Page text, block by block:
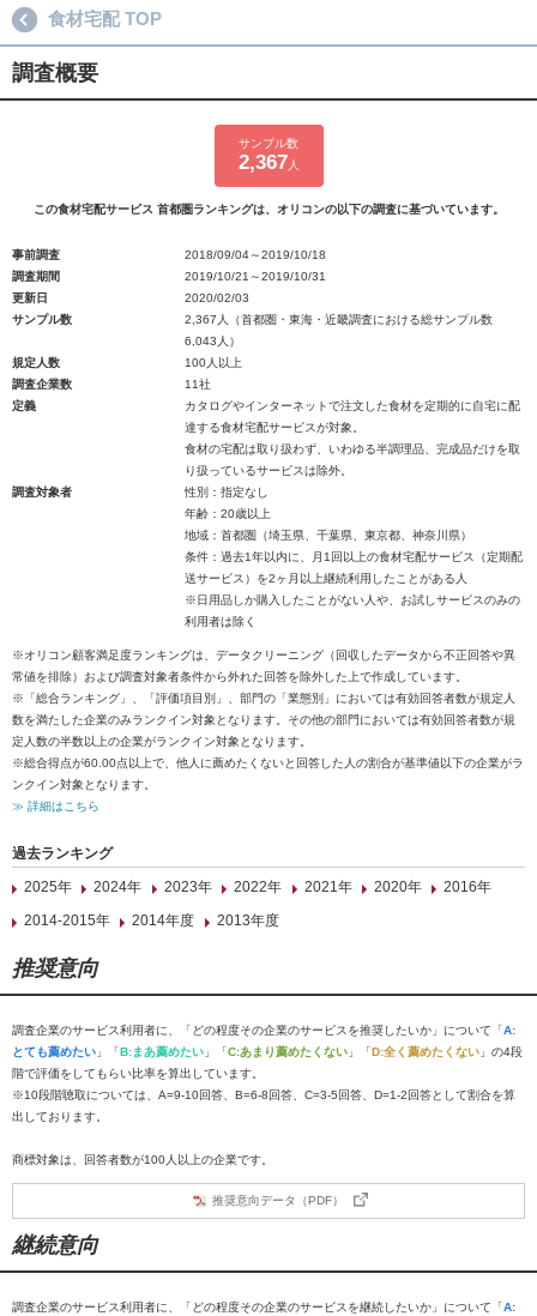
食材宅配 TOP
調査概要
サンプル数
2,367 人
この食材宅配サービス 首都圏ランキングは、オリコンの以下の調査に基づいています。
事前調査
2018/09/04～2019/10/18
調査期間
2019/10/21～2019/10/31
更新日
2020/02/03
サンプル数
2,367人（首都圏・東海・近畿調査における総サンプル数
6,043人）
規定人数
100人以上
調査企業数
11社
定義
カタログやインターネットで注文した食材を定期的に自宅に配
達する食材宅配サービスが対象。
食材の宅配は取り扱わず、いわゆる半調理品、完成品だけを取
り扱っているサービスは除外。
調査対象者
性別：指定なし
年齢：20歳以上
地域：首都圏（埼玉県、千葉県、東京都、神奈川県）
条件：過去1年以内に、月1回以上の食材宅配サービス（定期配
送サービス）を2ヶ月以上継続利用したことがある人
※日用品しか購入したことがない人や、お試しサービスのみの
利用者は除く
※オリコン顧客満足度ランキングは、データクリーニング（回収したデータから不正回答や異
常値を排除）および調査対象者条件から外れた回答を除外した上で作成しています。
※「総合ランキング」、「評価項目別」、部門の「業態別」においては有効回答者数が規定人
数を満たした企業のみランクイン対象となります。その他の部門においては有効回答者数が規
定人数の半数以上の企業がランクイン対象となります。
※総合得点が60.00点以上で、他人に薦めたくないと回答した人の割合が基準値以下の企業がラ
ンクイン対象となります。
≫ 詳細はこちら
過去ランキング
2025年
2024年 2023年 2022年 2021年 2020年
2016年
2014-2015年
2014年度 2013年度
推奨意向
調査企業のサービス利用者に、「どの程度その企業のサービスを推奨したいか」について「A:
とても薦めたい 」「B:まあ薦めたい 」「C:あまり薦めたくない 」「D:全く薦めたくない 」の4段
階で評価をしてもらい比率を算出しています。
※10段階聴取については、A=9-10回答、B=6-8回答、C=3-5回答、D=1-2回答として割合を算
出しております。
商標対象は、回答者数が100人以上の企業です。
推奨意向データ（PDF）
継続意向
調査企業のサービス利用者に、「どの程度その企業のサービスを継続したいか」について「A: